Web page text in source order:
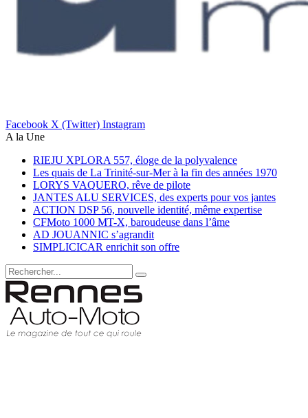
Facebook X (Twitter) Instagram
A la Une
RIEJU XPLORA 557, éloge de la polyvalence
Les quais de La Trinité-sur-Mer à la fin des années 1970
LORYS VAQUERO, rêve de pilote
JANTES ALU SERVICES, des experts pour vos jantes
ACTION DSP 56, nouvelle identité, même expertise
CFMoto 1000 MT-X, baroudeuse dans l’âme
AD JOUANNIC s’agrandit
SIMPLICICAR enrichit son offre